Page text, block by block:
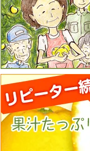
品：河内晩柑のみ
2026.2.27 「完
柑」「甘夏」のご
い。ご注文が多く
の程よろしくお願
2026.2.27 お待
た。今年初「レモ
2025.1.19 「愛